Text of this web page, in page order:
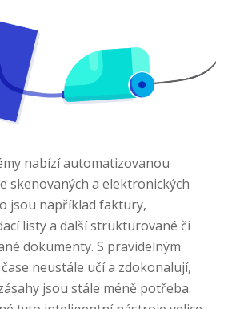
nabízí automatizovanou
skenovaných a elektronických
jsou například faktury,
listy a další strukturované či
dokumenty. S pravidelným
neustále učí a zdokonalují,
jsou stále méně potřeba.